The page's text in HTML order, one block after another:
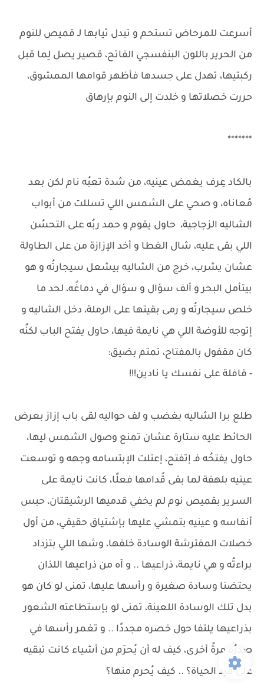
أسرعت للمرحاض تستحم و تبدل ثيابها لـ قميص للنوم
من الحرير باللون البنفسجي الفاتح، قصير يصل لِما قبل
ركبتيها، تهدل على جسدها فأظهر قوامها الممشوق،
حررت خصلاتها و خلدت إلى النوم بإرهاق
*******
بالكاد عِرف يغمض عينيه، من شدة تعبُه نام لكن بعد
مُعاناه، و صحي على الشمس اللي تسللت من أبواب
الشاليه الزجاجية، حاول يقوم و حمد ربُه على التحسُن
اللي بقى عليه، شال الغطا و أخد الإزازة من على الطاولة
عشان يشرب، خرج من الشاليه بيشعل سيجارتُه و هو
بيتأمل البحر و ألف سؤال و سؤال في دماغُه، لحد ما
خلص سيجارتُه و رمى بقيتها على الرملة، دخل الشاليه و
إتوجه للأوضة اللي هي نايمة فيها، حاول يفتح الباب لكنُه
كان مقفول بالمفتاح، تمتم بضيق:
- قافلة على نفسك يا نادين!!!
طلع برا الشاليه بغضب و لف حواليه لقى باب إزاز بعرض
الحائط عليه ستارة عشان تمنع وصول الشمس ليها،
حاول يفتحُه فـ إتفتح، إعتلت الإبتسامه وجهه و توسعت
عينيه بلهفة لما بقى قُدامها فعلًا، كانت نايمة على
السرير بقميص نوم لم يخفي قدميها الرشيقتان، حبس
أنفاسه و عينيه بتمشي عليها بإشتياق حقيقي، من أول
خصلات المفترشة الوسادة خلفها، وشها اللي بتزداد
براءتُه و هي نايمة، ذراعيها .. و آه من ذراعيها اللذان
يحتضنا وسادة صغيرة و رأسها عليها، تمنى لو كان هو
بدل تلك الوسادة اللعينة، تمنى لو بإستطاعته الشعور
بذراعيها يلتفا حول خصره مجددًا .. و تغمر رأسها في
صدرُه مرةً أخرى، كيف له أن يُحرَم من أشياء كانت تبقيه
على قيد الحياة؟ .. كيف يُحرم منها؟